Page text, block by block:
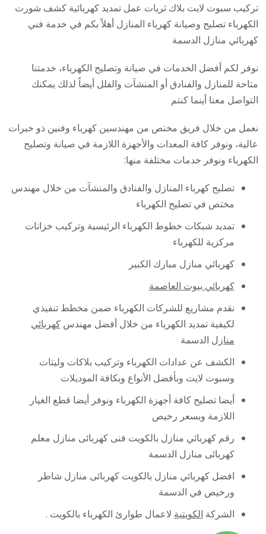
تركيب سبوت لايت بلاك ثريات عمل تمديد كهربائية كشف شورت
الكهرباء تصليح وصيانة كهرباء المنازل أهلاً بكم في خدمة فني
كهربائي منازل الدسمة
نوفر لكم أفضل الخدمات في صيانة وتصليح الكهرباء، خدمتنا
متاحة للمنازل والفنادق أو المنشآت والفلل أيضاً لذلك يمكنك
التواصل معنا أينما كنتم
نعمل من خلال فريق مختص من مهندسين كهرباء وفنين ذو خبرات
عالية، ونوفر كافة المعدات والأجهزة اللازمة في صيانة وتصليح
الكهرباء ونوفر خدمات مختلفة منها:
تصليح كهرباء المنازل والفنادق والمنشآت من خلال مهندس
مختص في تصليح الكهرباء
تمديد شبكات خطوط الكهرباء الرئيسية وتركيب خزانات
مركزية للكهرباء
كهربائي منازل مبارك الكبير
كهربائي بيوت العاصمة
نقدم مشاريع للشركات الكهرباء ضمن مخطط تنفيذي
لكيفية تمديد الكهرباء من خلال أفضل مهندسكهربائي
منازل الدسمة
الكشف عن عدادات الكهرباء وتركيب بلاكات وليتات
وسبوت لايت وبأفضل الأنواع وبكافة الموديلات
أيضا تصليح كافة أجهزة الكهرباء ونوفر أيضا قطع الغيار
اللازمة وبسعر رخيص
رقم كهربائي منازل بالكويت فنى كهربائى منازل معلم
كهربائى منازل الدسمة
افضل كهربائي منازل بالكويت كهربائى منازل شاطر
ورخيص في الدسمة
الشركة الكويتية لاعمال طوارئ الكهرباء بالكويت .